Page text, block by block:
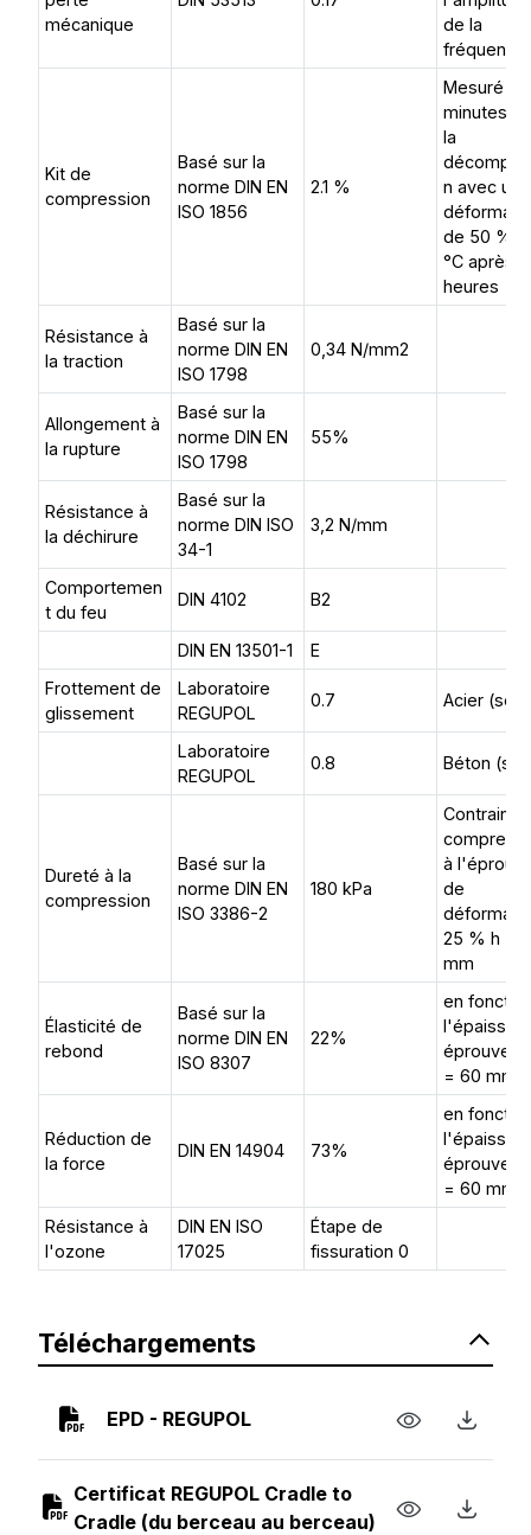
mécanique
de la
fréquence
Kit de
compression
Basé sur la
norme DIN EN
ISO 1856
2.1 %
Mesuré 30
minutes
la
n avec une
de 50 % /
°C après
heures
Résistance à
la traction
Basé sur la
norme DIN EN
ISO 1798
0,34 N/mm2
Allongement à
la rupture
Basé sur la
norme DIN EN
ISO 1798
55%
Résistance à
la déchirure
Basé sur la
norme DIN ISO
34-1
3,2 N/mm
Comportemen
t du feu
DIN 4102 B2
DIN EN 13501-1
E
Frottement de
glissement
Laboratoire
REGUPOL
0.7 Acier (sec)
Laboratoire
REGUPOL
0.8 Béton
Dureté à la
compression
Basé sur la
norme DIN EN
ISO 3386-2
180 kPa
à
de
25 % h =
mm
Élasticité de
rebond
Basé sur la
norme DIN EN
ISO 8307
22%
en
= 60 mm
Réduction de
la force
DIN EN 14904 73%
en
= 60 mm
Résistance à
l'ozone
DIN EN ISO
17025
Étape de
fissuration 0
Téléchargements
EPD - REGUPOL
Certificat REGUPOL Cradle to
Cradle (du berceau au berceau)